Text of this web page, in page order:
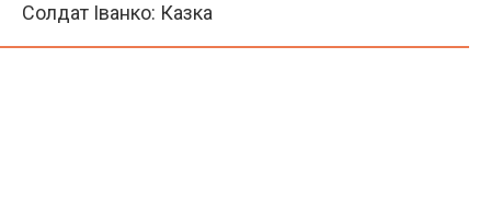
Солдат Іванко: Казка